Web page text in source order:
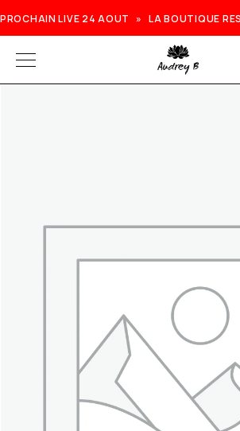
PROCHAIN LIVE 24 AOUT » LA BOUTIQUE